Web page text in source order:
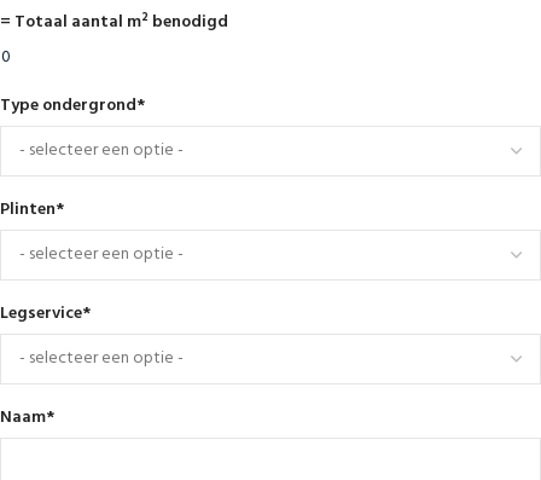
= Totaal aantal m² benodigd
Type ondergrond*
Plinten*
Legservice*
Naam*